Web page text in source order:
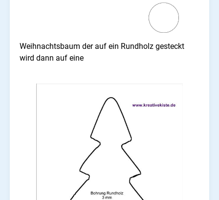
Weihnachtsbaum der auf ein Rundholz gesteckt
wird dann auf eine